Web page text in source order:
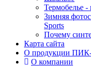
Термобелье
Зимняя
Sports
Почему
Карта сайта
О продукции
О компании